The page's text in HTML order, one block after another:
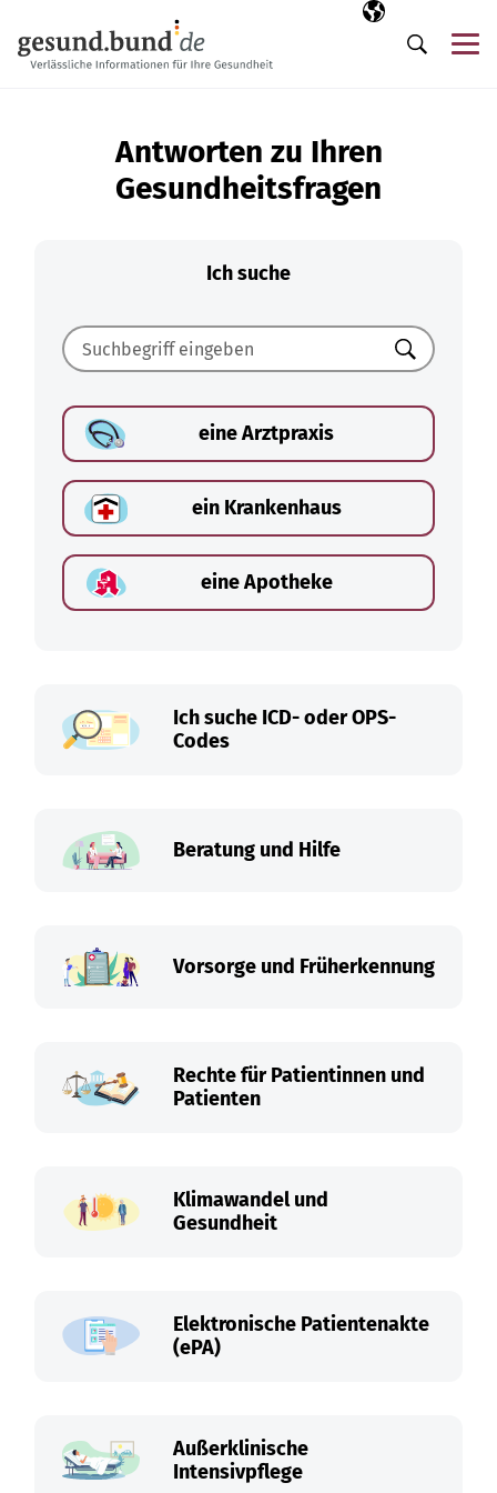
Ausgewählte
DE
Suche
Antworten zu Ihren
Gesundheitsfragen
Ich suche
Suchen
eine Arztpraxis
ein Krankenhaus
eine Apotheke
Ich suche ICD- oder OPS-
Codes
Beratung und Hilfe
Vorsorge und Früherkennung
Rechte für Patientinnen und
Patienten
Klimawandel und
Gesundheit
Elektronische Patientenakte
(ePA)
Außerklinische
Intensivpflege